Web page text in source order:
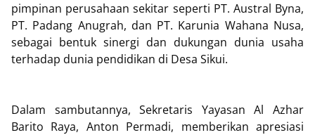
pimpinan perusahaan sekitar seperti PT. Austral Byna,
PT. Padang Anugrah, dan PT. Karunia Wahana Nusa,
sebagai bentuk sinergi dan dukungan dunia usaha
terhadap dunia pendidikan di Desa Sikui.
Dalam sambutannya, Sekretaris Yayasan Al Azhar
Barito Raya, Anton Permadi, memberikan apresiasi